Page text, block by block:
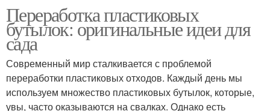
Переработка пластиковых
бутылок: оригинальные идеи для
сада
Современный мир сталкивается с проблемой
переработки пластиковых отходов. Каждый день мы
используем множество пластиковых бутылок, которые,
увы, часто оказываются на свалках. Однако есть